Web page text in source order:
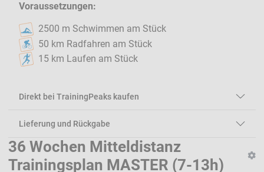
Voraussetzungen:
2500 m Schwimmen am Stück
50 km Radfahren am Stück
15 km Laufen am Stück
Direkt bei TrainingPeaks kaufen
Lieferung und Rückgabe
36 Wochen Mitteldistanz
Trainingsplan MASTER (7-13h)